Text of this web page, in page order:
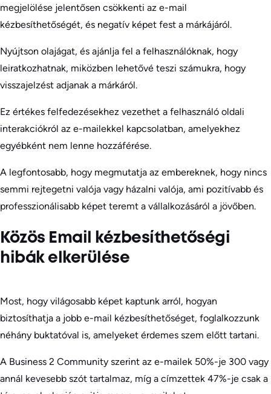
megjelölése jelentősen csökkenti az e-mail
kézbesíthetőségét, és negatív képet fest a márkájáról.
Nyújtson olajágat, és ajánlja fel a felhasználóknak, hogy
leiratkozhatnak, miközben lehetővé teszi számukra, hogy
visszajelzést adjanak a márkáról.
Ez értékes felfedezésekhez vezethet a felhasználó oldali
interakciókról az e-mailekkel kapcsolatban, amelyekhez
egyébként nem lenne hozzáférése.
A legfontosabb, hogy megmutatja az embereknek, hogy nincs
semmi rejtegetni valója vagy házalni valója, ami pozitívabb és
professzionálisabb képet teremt a vállalkozásáról a jövőben.
Közös Email kézbesíthetőségi
hibák elkerülése
Most, hogy világosabb képet kaptunk arról, hogyan
biztosíthatja a jobb e-mail kézbesíthetőséget, foglalkozzunk
néhány buktatóval is, amelyeket érdemes szem előtt tartani.
A Business 2 Community szerint az e-mailek 50%-je 300 vagy
annál kevesebb szót tartalmaz, míg a címzettek 47%-je csak a